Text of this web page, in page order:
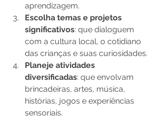
aprendizagem.
Escolha temas e projetos
significativos: que dialoguem
com a cultura local, o cotidiano
das crianças e suas curiosidades.
Planeje atividades
diversificadas: que envolvam
brincadeiras, artes, música,
histórias, jogos e experiências
sensoriais.